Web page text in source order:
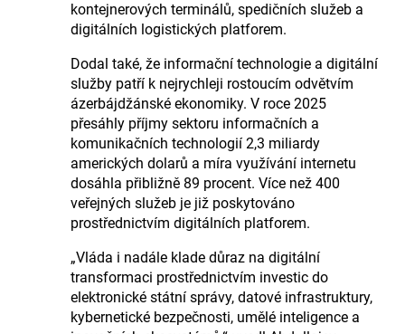
kontejnerových terminálů, spedičních služeb a
digitálních logistických platforem.
Dodal také, že informační technologie a digitální
služby patří k nejrychleji rostoucím odvětvím
ázerbájdžánské ekonomiky. V roce 2025
přesáhly příjmy sektoru informačních a
komunikačních technologií 2,3 miliardy
amerických dolarů a míra využívání internetu
dosáhla přibližně 89 procent. Více než 400
veřejných služeb je již poskytováno
prostřednictvím digitálních platforem.
„Vláda i nadále klade důraz na digitální
transformaci prostřednictvím investic do
elektronické státní správy, datové infrastruktury,
kybernetické bezpečnosti, umělé inteligence a